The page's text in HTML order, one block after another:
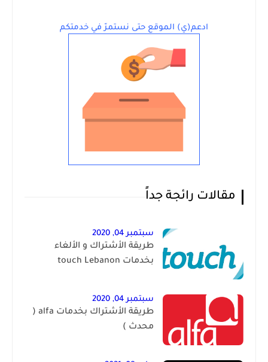
ادعم(ي) الموقع حتى نستمرّ في خدمتكم
مقالات رائجة جداً
سبتمبر 04, 2020
طريقة الأشتراك و الألغاء
بخدمات touch Lebanon
سبتمبر 04, 2020
طريقة الأشتراك بخدمات alfa (
محدث )